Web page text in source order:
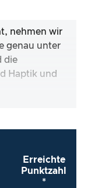
nehmen wir
genau unter
die
Haptik und
Erreichte
Punktzahl
*